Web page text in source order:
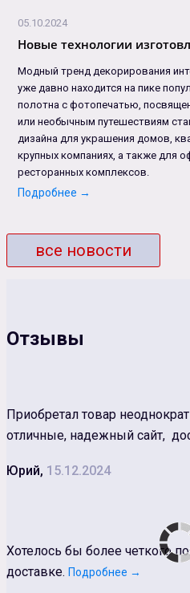
05.10.2024
Новые технологии
Модный тренд декорирования
уже давно находится на пике
полотна с фотопечатью,
или необычным путешествиям
дизайна для украшения домов,
крупных компаниях, а также для
ресторанных комплексов.
Подробнее →
все новости
Отзывы
Приобретал товар
отличные, надежный сайт,
Юрий, 15.12.2024
Хотелось бы более четкого
доставке. Подробнее →